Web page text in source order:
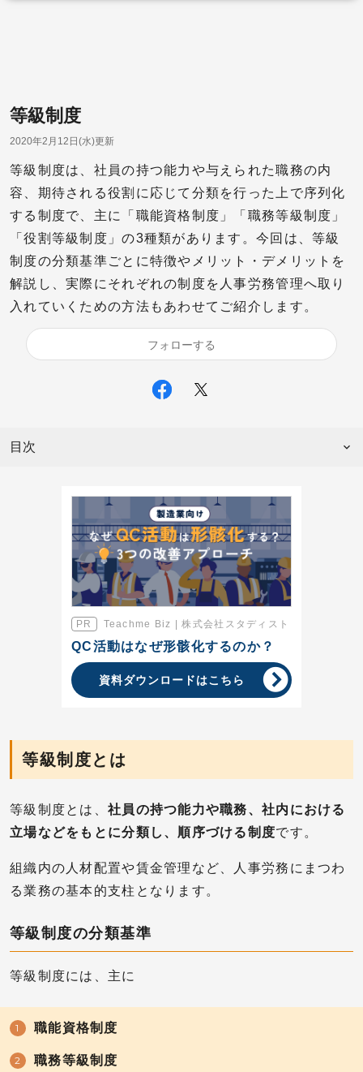
等級制度
2020年2月12日(水)更新
等級制度は、社員の持つ能力や与えられた職務の内
容、期待される役割に応じて分類を行った上で序列化
する制度で、主に「職能資格制度」「職務等級制度」
「役割等級制度」の3種類があります。今回は、等級
制度の分類基準ごとに特徴やメリット・デメリットを
解説し、実際にそれぞれの制度を人事労務管理へ取り
入れていくための方法もあわせてご紹介します。
フォローする
目次
Teachme Biz | 株式会社スタディスト
QC活動はなぜ形骸化するのか？
資料ダウンロードはこちら
等級制度とは
等級制度とは、 社員の持つ能力や職務、社内における
立場などをもとに分類し、順序づける制度です。
組織内の人材配置や賃金管理など、人事労務にまつわ
る業務の基本的支柱となります。
等級制度の分類基準
等級制度には、主に
職能資格制度
職務等級制度